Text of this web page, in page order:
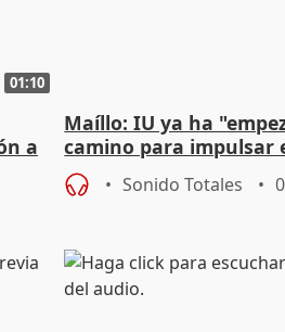
01:10
a
Maíllo: IU ya ha
camino para impulsar
unitarios para las
Sonido Totales